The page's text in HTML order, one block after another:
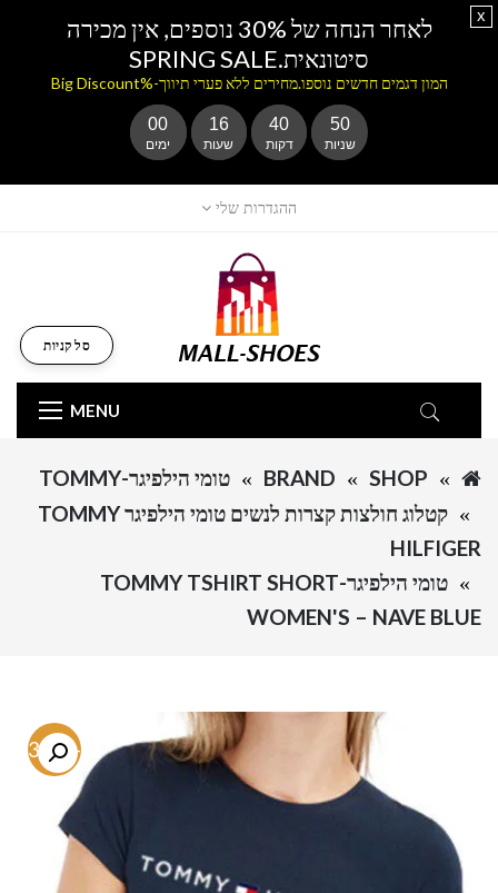
ההגדרות שלי
MENU
סל קניות
SHOP
BRAND
טומי הילפיגר-TOMMY
קטלוג חולצות קצרות לנשים טומי הילפיגר TOMMY
HILFIGER
טומי הילפיגר-TOMMY TSHIRT SHORT
WOMEN'S – NAVE BLUE
-73.8%
לאחר הנחה של 30% נוספים, אין מכירה
סיטונאית.SPRING SALE
המון דגמים חדשים נוספו.מחירים ללא פערי תיווך-%Big Discount
00
ימים
16
שעות
40
דקות
50
שניות
x